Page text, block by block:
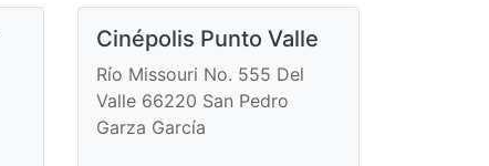
Cinépolis Punto Valle
Río Missouri No. 555 Del
Valle 66220 San Pedro
Garza García